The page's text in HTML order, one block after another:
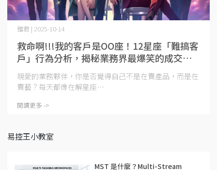
救命啊!!!我的客戶是OO座！12星座「難搞客
戶」行為分析，揭秘業務界最爆笑的成交黑
歷史
雅君 | 2025-10-14
親愛的業務夥伴，你是否覺得自己不是在賣產品，而是在
賣藝？每天都像在解星座⋯
閱讀更多 ->
易控王小教室
MST 是什麼？Multi-Stream